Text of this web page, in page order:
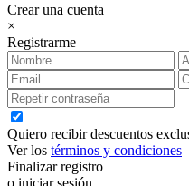
Crear una cuenta
×
Registrarme
Quiero recibir descuentos
Ver los términos y condiciones
Finalizar registro
o iniciar sesión